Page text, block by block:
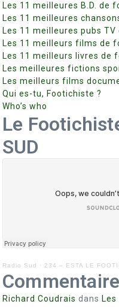
Les 11 meilleures B.D. de
Les 11 meilleures
Les 11 meilleures pubs
Les 11 meilleurs films de
Les 11 meilleurs livres de
Les meilleures fictions
Les meilleurs films
Qui es-tu, Footichiste ?
Who’s who
Le
SUD
Radio Sud · 234 – ESTA LE
Richard Coudrais dans